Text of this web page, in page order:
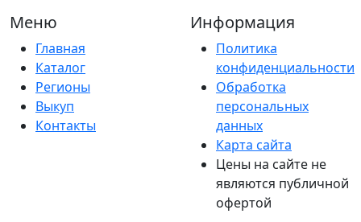
Меню
Главная
Каталог
Регионы
Выкуп
Контакты
Информация
Политика
конфиденциальности
Обработка
персональных
данных
Карта сайта
Цены на сайте не
являются публичной
офертой